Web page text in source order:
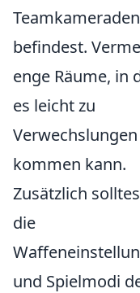
Teamkameraden
befindest.
enge Räume, in
es leicht zu
Verwechslungen
kommen kann.
Zusätzlich
die
und Spielmodi